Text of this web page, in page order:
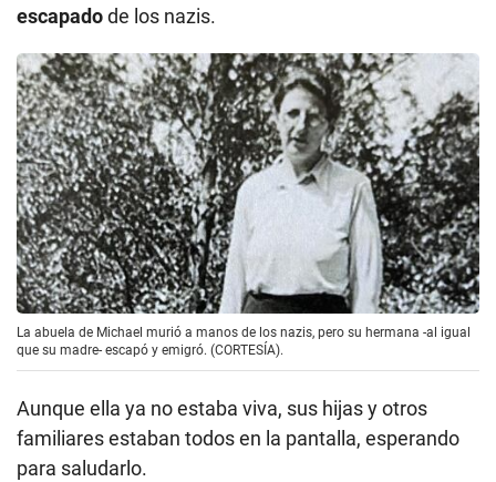
escapadode los nazis.
La abuela de Michael murió a manos de los nazis, pero su hermana -al igual
que su madre- escapó y emigró. (CORTESÍA).
Aunque ella ya no estaba viva, sus hijas y otros
familiares estaban todos en la pantalla, esperando
para saludarlo.